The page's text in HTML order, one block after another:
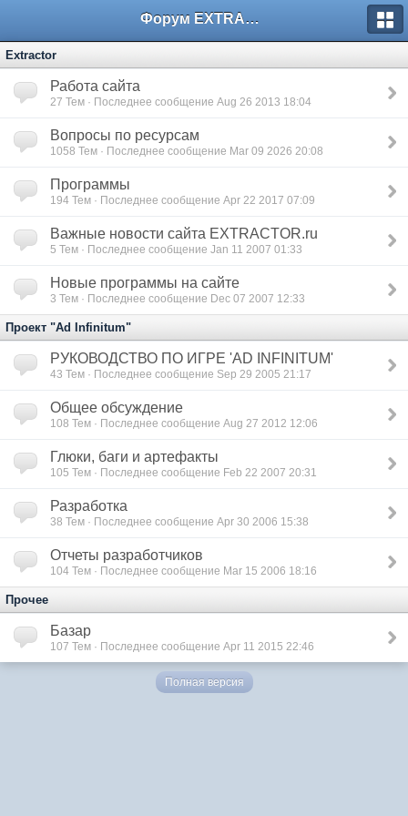
Форум EXTRACTOR.ru
Extractor
Работа сайта
27 Тем · Последнее сообщение Aug 26 2013 18:04
Вопросы по ресурсам
1058 Тем · Последнее сообщение Mar 09 2026 20:08
Программы
194 Тем · Последнее сообщение Apr 22 2017 07:09
Важные новости сайта EXTRACTOR.ru
5 Тем · Последнее сообщение Jan 11 2007 01:33
Новые программы на сайте
3 Тем · Последнее сообщение Dec 07 2007 12:33
Проект "Ad Infinitum"
РУКОВОДСТВО ПО ИГРЕ 'AD INFINITUM'
43 Тем · Последнее сообщение Sep 29 2005 21:17
Общее обсуждение
108 Тем · Последнее сообщение Aug 27 2012 12:06
Глюки, баги и артефакты
105 Тем · Последнее сообщение Feb 22 2007 20:31
Разработка
38 Тем · Последнее сообщение Apr 30 2006 15:38
Отчеты разработчиков
104 Тем · Последнее сообщение Mar 15 2006 18:16
Прочее
Базар
107 Тем · Последнее сообщение Apr 11 2015 22:46
Полная версия